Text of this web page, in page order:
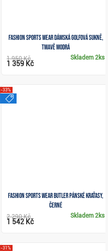
Fashion Sports Wear dámská golfová sukně,
tmavě modrá
Skladem2ks
1 950 Kč
1 359 Kč
Fashion Sports Wear BUTLER pánské kraťasy,
černé
-33%
Skladem 2ks
2 290 Kč
1 542 Kč
-31%